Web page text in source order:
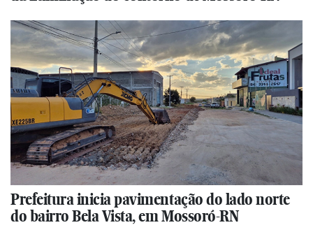
Prefeitura inicia pavimentação do lado norte
do bairro Bela Vista, em Mossoró-RN